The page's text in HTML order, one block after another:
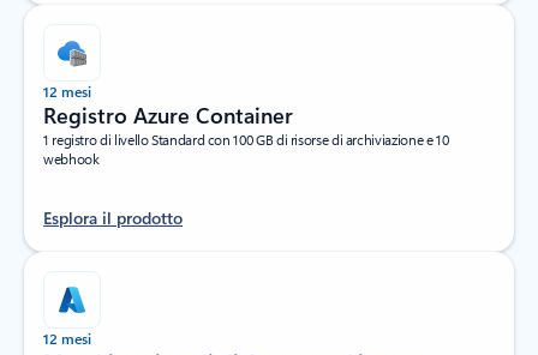
12 mesi
Registro Azure Container
1 registro di livello Standard con 100 GB di risorse di archiviazione e 10
webhook
Esplora il prodotto
12 mesi